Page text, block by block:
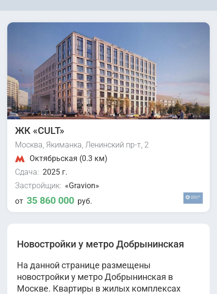
ЖК «CULT»
Москва, Якиманка, Ленинский пр-т, 2
Октябрьская (0.3 км)
Сдача: 2025 г.
Застройщик: «Gravion»
от 35 860 000 руб.
Новостройки у метро Добрынинская
На данной странице размещены
новостройки у метро Добрынинская в
Москве. Квартиры в жилых комплексах